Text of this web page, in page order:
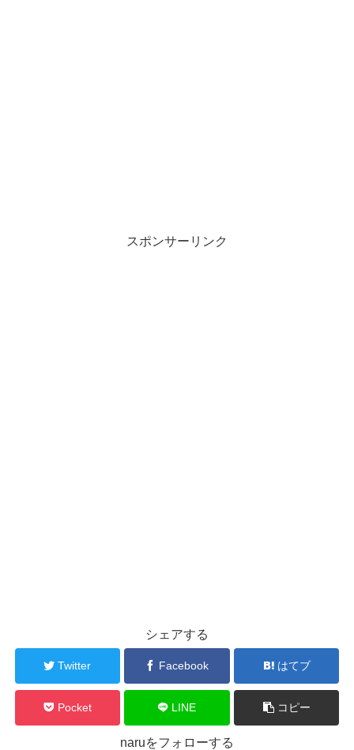
スポンサーリンク
シェアする
Twitter Facebook はてブ
Pocket LINE コピー
naruをフォローする